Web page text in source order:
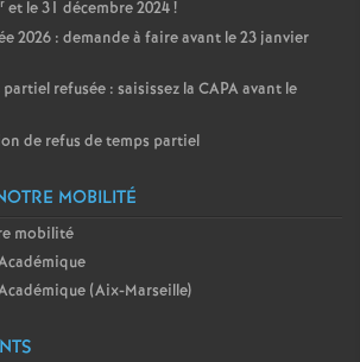
et le 31 décembre 2024!
2026 : demande à faire avant le 23 janvier
refusée : saisissez la CAPA avant le
de refus de temps partiel
MOBILITÉ
mobilité
(Aix-Marseille)